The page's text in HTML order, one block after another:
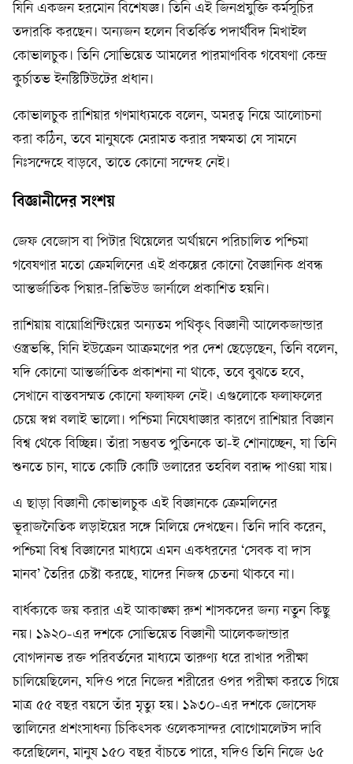
যিনি একজন হরমোন বিশেষজ্ঞ। তিনি এই জিনপ্রযুক্তি কর্মসূচির
তদারকি করছেন। অন্যজন হলেন বিতর্কিত পদার্থবিদ মিখাইল
কোভালচুক। তিনি সোভিয়েত আমলের পারমাণবিক গবেষণা কেন্দ্র
কুর্চাতভ ইনস্টিটিউটের প্রধান।
কোভালচুক রাশিয়ার গণমাধ্যমকে বলেন, অমরত্ব নিয়ে আলোচনা
করা কঠিন, তবে মানুষকে মেরামত করার সক্ষমতা যে সামনে
নিঃসন্দেহে বাড়বে, তাতে কোনো সন্দেহ নেই।
বিজ্ঞানীদের সংশয়
জেফ বেজোস বা পিটার থিয়েলের অর্থায়নে পরিচালিত পশ্চিমা
গবেষণার মতো ক্রেমলিনের এই প্রকল্পের কোনো বৈজ্ঞানিক প্রবন্ধ
আন্তর্জাতিক পিয়ার-রিভিউড জার্নালে প্রকাশিত হয়নি।
রাশিয়ায় বায়োপ্রিন্টিংয়ের অন্যতম পথিকৃৎ বিজ্ঞানী আলেকজান্ডার
ওস্ত্রভস্কি, যিনি ইউক্রেন আক্রমণের পর দেশ ছেড়েছেন, তিনি বলেন,
যদি কোনো আন্তর্জাতিক প্রকাশনা না থাকে, তবে বুঝতে হবে,
সেখানে বাস্তবসম্মত কোনো ফলাফল নেই। এগুলোকে ফলাফলের
চেয়ে স্বপ্ন বলাই ভালো। পশ্চিমা নিষেধাজ্ঞার কারণে রাশিয়ার বিজ্ঞান
বিশ্ব থেকে বিচ্ছিন্ন। তাঁরা সম্ভবত পুতিনকে তা-ই শোনাচ্ছেন, যা তিনি
শুনতে চান, যাতে কোটি কোটি ডলারের তহবিল বরাদ্দ পাওয়া যায়।
এ ছাড়া বিজ্ঞানী কোভালচুক এই বিজ্ঞানকে ক্রেমলিনের
ভূরাজনৈতিক লড়াইয়ের সঙ্গে মিলিয়ে দেখছেন। তিনি দাবি করেন,
পশ্চিমা বিশ্ব বিজ্ঞানের মাধ্যমে এমন একধরনের ‘সেবক বা দাস
মানব’ তৈরির চেষ্টা করছে, যাদের নিজস্ব চেতনা থাকবে না।
বার্ধক্যকে জয় করার এই আকাঙ্ক্ষা রুশ শাসকদের জন্য নতুন কিছু
নয়। ১৯২০-এর দশকে সোভিয়েত বিজ্ঞানী আলেকজান্ডার
বোগদানভ রক্ত পরিবর্তনের মাধ্যমে তারুণ্য ধরে রাখার পরীক্ষা
চালিয়েছিলেন, যদিও পরে নিজের শরীরের ওপর পরীক্ষা করতে গিয়ে
মাত্র ৫৫ বছর বয়সে তাঁর মৃত্যু হয়। ১৯৩০-এর দশকে জোসেফ
স্তালিনের প্রশংসাধন্য চিকিৎসক ওলেকসান্দর বোগোমলেটস দাবি
করেছিলেন, মানুষ ১৫০ বছর বাঁচতে পারে, যদিও তিনি নিজে ৬৫